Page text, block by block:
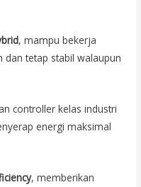
, mampu bekerja
dan tetap stabil walaupun
controller kelas industri
energi maksimal
, memberikan